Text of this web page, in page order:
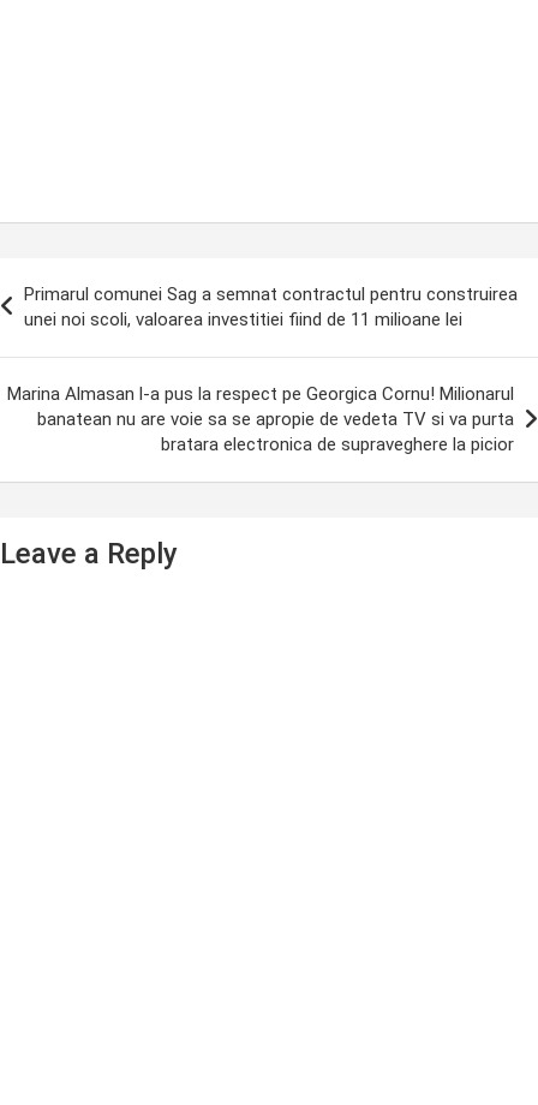
Primarul comunei Sag a semnat contractul pentru construirea
unei noi scoli, valoarea investitiei fiind de 11 milioane lei
Marina Almasan l-a pus la respect pe Georgica Cornu! Milionarul
banatean nu are voie sa se apropie de vedeta TV si va purta
bratara electronica de supraveghere la picior
Leave a Reply